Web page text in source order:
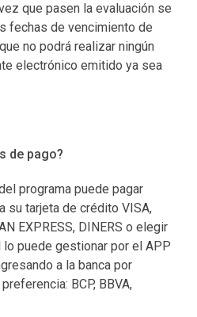
que pasen la evaluación se
fechas de vencimiento de
no podrá realizar ningún
electrónico emitido ya sea
de pago?
programa puede pagar
su tarjeta de crédito VISA,
EXPRESS, DINERS o elegir
lo puede gestionar por el APP
a la banca por
BCP, BBVA,